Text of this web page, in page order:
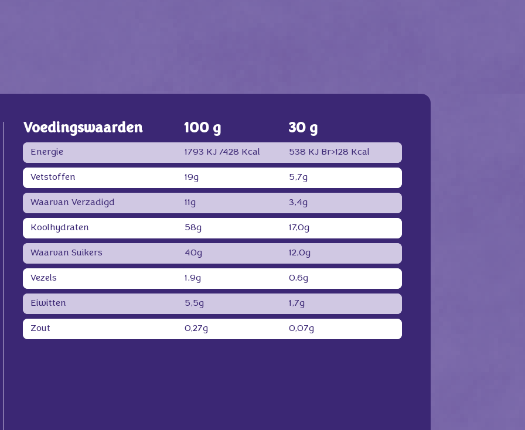
Voedingswaarden 100 g 30 g
Energie 1793 KJ /428 Kcal 538 KJ Br>128 Kcal
Vetstoffen 19g 5,7g
Waarvan Verzadigd 11g 3,4g
Koolhydraten 58g 17,0g
Waarvan Suikers 40g 12,0g
Vezels 1,9g 0,6g
Eiwitten 5,5g 1,7g
Zout 0,27g 0,07g